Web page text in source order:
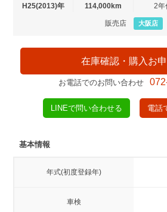
H25(2013)年
114,000km
2年
販売店 大阪店
在庫確認・購入お
お電話でのお問い合わせ
LINEで問い合わせる 電話
基本情報
年式(初度登録年)
車検